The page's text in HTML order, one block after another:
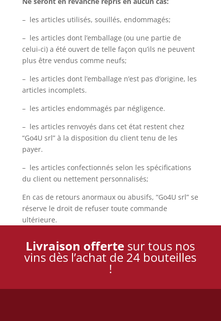
– les articles utilisés, souillés, endommagés;
– les articles dont l’emballage (ou une partie de
celui-ci) a été ouvert de telle façon qu’ils ne peuvent
plus être vendus comme neufs;
– les articles dont l’emballage n’est pas d’origine, les
articles incomplets.
– les articles endommagés par négligence.
– les articles renvoyés dans cet état restent chez
“Go4U srl” à la disposition du client tenu de les
payer.
– les articles confectionnés selon les spécifications
du client ou nettement personnalisés;
En cas de retours anormaux ou abusifs, “Go4U srl” se
réserve le droit de refuser toute commande
ultérieure.
Livraison offerte sur tous nos
vins dès l’achat de 24 bouteilles
!